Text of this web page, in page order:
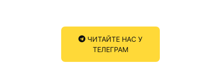
ЧИТАЙТЕ НАС У
ТЕЛЕГРАМ